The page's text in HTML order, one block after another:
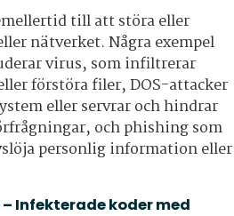
till att störa eller
nätverket. Några exempel
virus, som infiltrerar
förstöra filer, DOS-attacker
eller servrar och hindrar
och phishing som
personlig information eller
Infekterade koder med